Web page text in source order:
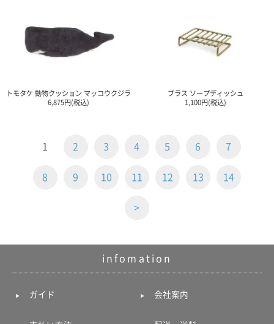
トモタケ 動物クッション マッコウクジラ
6,875円(税込)
ブラス ソープディッシュ
1,100円(税込)
1 2 3 4 5 6 7
8 9 10 11 12 13 14
>
infomation
ガイド 会社案内